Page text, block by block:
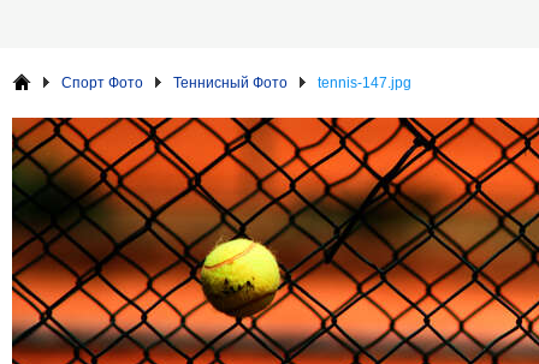
Спорт Фото Теннисный Фото tennis-147.jpg